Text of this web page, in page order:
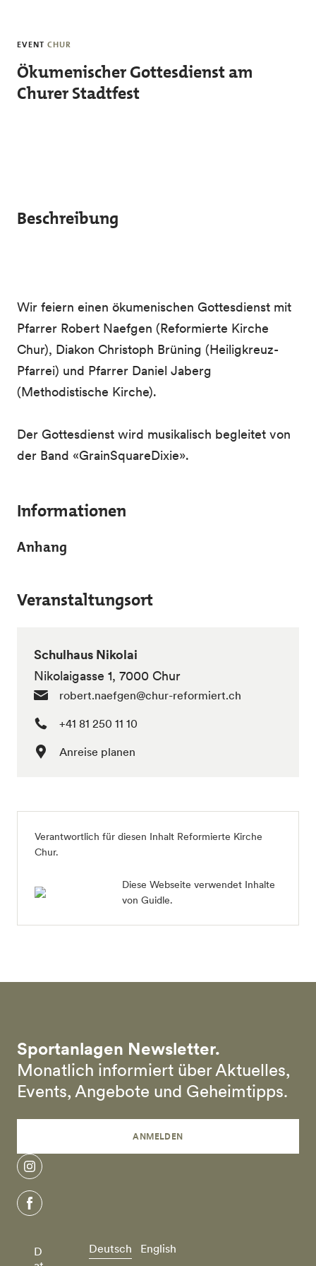
EVENT CHUR
Ökumenischer Gottesdienst am
Churer Stadtfest
Beschreibung
Wir feiern einen ökumenischen Gottesdienst mit
Pfarrer Robert Naefgen (Reformierte Kirche
Chur), Diakon Christoph Brüning (Heiligkreuz-
Pfarrei) und Pfarrer Daniel Jaberg
(Methodistische Kirche).
Der Gottesdienst wird musikalisch begleitet von
der Band «GrainSquareDixie».
Informationen
Anhang
Veranstaltungsort
Schulhaus Nikolai
Nikolaigasse 1, 7000 Chur
robert.naefgen@chur-reformiert.ch
+41 81 250 11 10
Anreise planen
Verantwortlich für diesen Inhalt Reformierte Kirche
Chur.
Diese Webseite verwendet Inhalte
von Guidle.
Sportanlagen Newsletter.
Monatlich informiert über Aktuelles,
Events, Angebote und Geheimtipps.
ANMELDEN
instagram
facebook
D
Deutsch English